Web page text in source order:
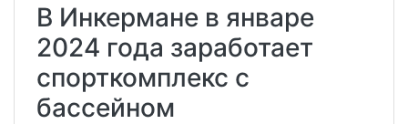
В Инкермане в январе
2024 года заработает
спорткомплекс с
бассейном